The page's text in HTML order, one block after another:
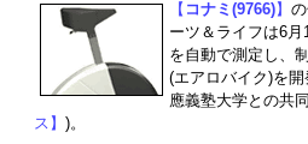
【 コナミ(9766)】
ーツ＆ライフは6
を自動で測定し、
(エアロバイク)を
應義塾大学との共
ス】 )。